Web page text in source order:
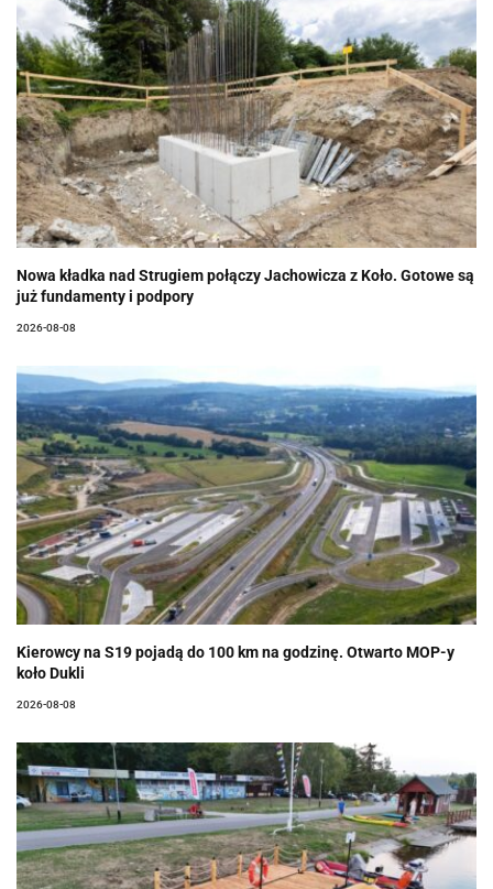
Nowa kładka nad Strugiem połączy Jachowicza z Koło. Gotowe są
już fundamenty i podpory
2026-08-08
Kierowcy na S19 pojadą do 100 km na godzinę. Otwarto MOP-y
koło Dukli
2026-08-08